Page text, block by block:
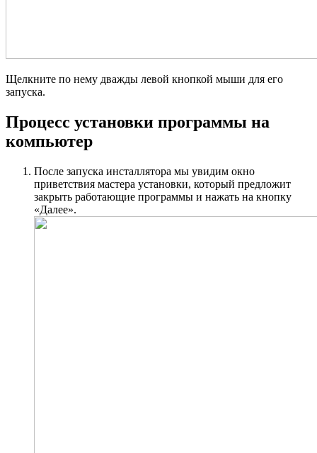
Щелкните по нему дважды левой кнопкой мыши для его
запуска.
Процесс установки программы на
компьютер
После запуска инсталлятора мы увидим окно
приветствия мастера установки, который предложит
закрыть работающие программы и нажать на кнопку
«Далее».